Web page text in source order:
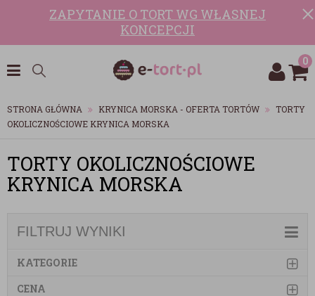
ZAPYTANIE O TORT WG WŁASNEJ
KONCEPCJI
0
STRONA GŁÓWNA KRYNICA MORSKA - OFERTA TORTÓW
TORTY
OKOLICZNOŚCIOWE KRYNICA MORSKA
TORTY OKOLICZNOŚCIOWE
KRYNICA MORSKA
FILTRUJ WYNIKI
KATEGORIE
CENA